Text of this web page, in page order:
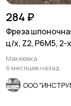
284 ₽
Фреза
ц/х, Z2, Р6М5, 2-х
сторонняя, 60/12
СССР.
Макеевка
6 месяцев назад